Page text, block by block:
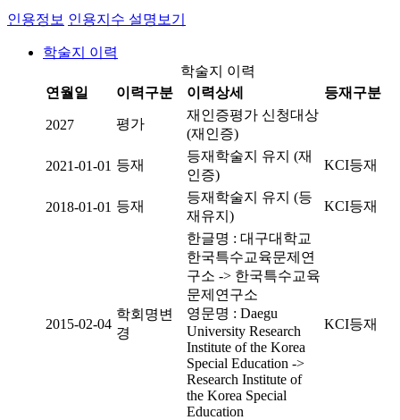
인용정보 인용지수 설명보기
학술지 이력
학술지 이력
연월일
이력구분 이력상세 등재구분
2027 평가
재인증평가 신청대상
(재인증)
2021-01-01 등재
등재학술지 유지 (재
인증)
KCI등재
2018-01-01 등재
등재학술지 유지 (등
재유지)
KCI등재
2015-02-04
학회명변
경
한글명 : 대구대학교
한국특수교육문제연
구소 -> 한국특수교육
문제연구소
영문명 : Daegu
University Research
Institute of the Korea
Special Education ->
Research Institute of
the Korea Special
Education
KCI등재